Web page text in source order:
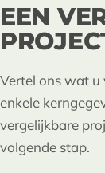
EEN
Vertel ons wat u
enkele
vergelijkbare
volgende stap.